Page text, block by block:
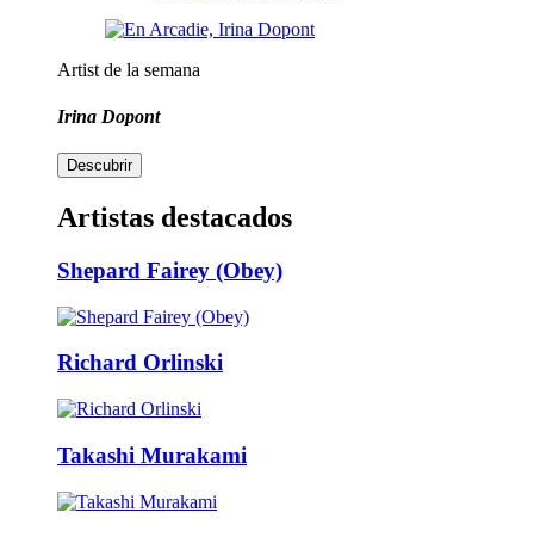
Artist de la semana
Irina Dopont
Descubrir
Artistas destacados
Shepard Fairey (Obey)
Richard Orlinski
Takashi Murakami